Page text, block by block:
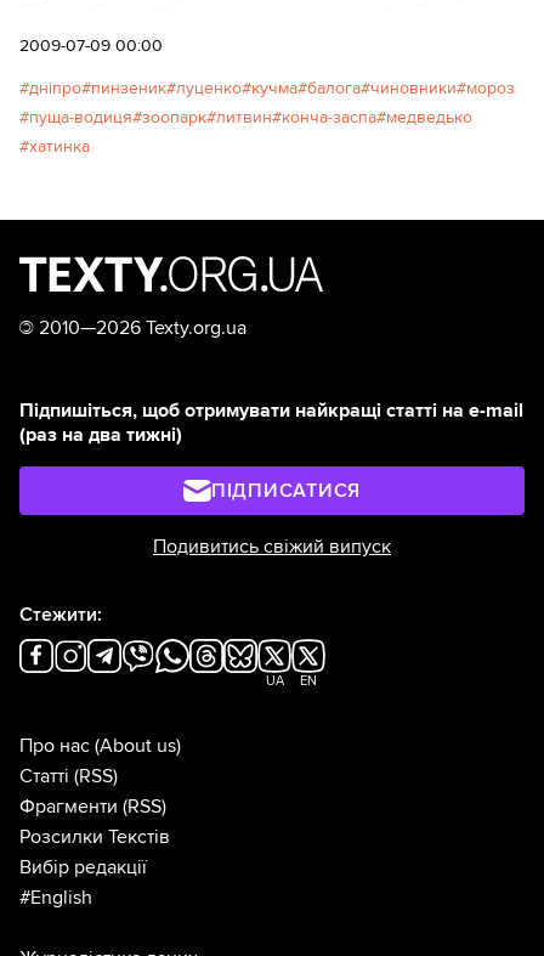
новими власниками. І вони потурбувалися,
посунути з насидженого місця найближчі 49
років. АВТОР: Тетяна Чорновіл, фото автора
2009-07-09 00:00
дніпро пинзеник луценко кучма балога чиновники мороз
пуща-водиця зоопарк литвин конча-заспа медведько
хатинка
© 2010—2026 Texty.org.ua
Підпишіться, щоб отримувати найкращі статті на e-mail
(раз на два тижні)
ПІДПИСАТИСЯ
Подивитись свіжий випуск
Стежити:
UA EN
Про нас (About us)
Статті (RSS)
Фрагменти (RSS)
Розсилки Текстів
Вибір редакції
#English